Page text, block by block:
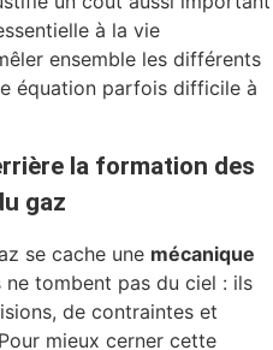
à la vie
ensemble les différents
équation parfois difficile à
la formation des
gaz
se cache une mécanique
ne tombent pas du ciel : ils
de contraintes et
mieux cerner cette